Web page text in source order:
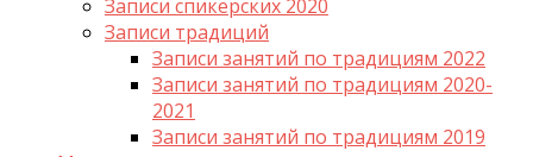
Записи спикерских 2020
Записи традиций
Записи занятий по традициям 2022
Записи занятий по традициям 2020-
2021
Записи занятий по традициям 2019